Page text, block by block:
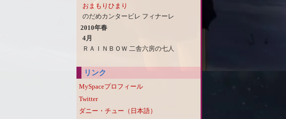
おまもりひまり
のだめカンタービレ フィナーレ
2010年春
4月
ＲＡＩＮＢＯＷ 二舎六房の七人
リンク
MySpaceプロフィール
Twitter
ダニー・チュー（日本語）